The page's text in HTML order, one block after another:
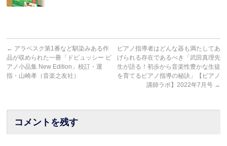
← アラベスク第1番など馴染みある作
品が収められた一冊「ドビュッシー ピ
アノ小品集 New Edition」校訂・運
指・山崎孝（音楽之友社）
ピアノ指導者はどんな器も満たしてあ
げられる存在であるべき「武田真理先
生が語る！初歩から音楽性豊かな生徒
を育てるピアノ指導の秘訣」【ピアノ
講師ラボ】2022年7月号 →
コメントを残す